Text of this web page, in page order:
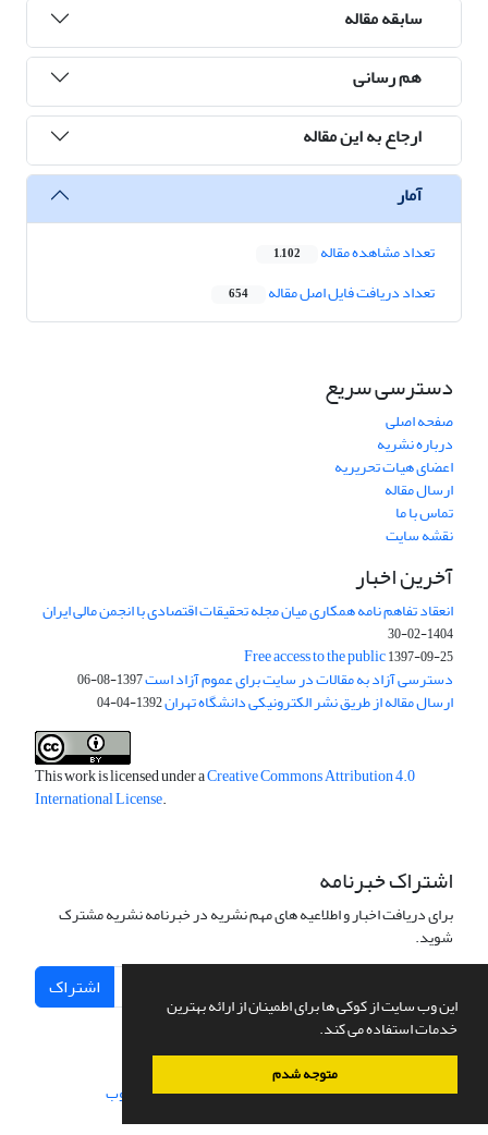
این وب سایت از کوکی ها برای اطمینان از ارائه بهترین
خدمات استفاده می کند.
متوجه شدم
سابقه مقاله
هم رسانی
ارجاع به این مقاله
آمار
تعداد مشاهده مقاله 1,102
تعداد دریافت فایل اصل مقاله 654
دسترسی سریع
صفحه اصلی
درباره نشریه
اعضای هیات تحریریه
ارسال مقاله
تماس با ما
نقشه سایت
آخرین اخبار
انعقاد تفاهم نامه همکاری میان مجله تحقیقات اقتصادی با انجمن مالی ایران
1404-02-30
Free access to the public1397-09-25
دسترسی آزاد به مقالات در سایت برای عموم آزاد است1397-08-06
ارسال مقاله از طریق نشر الکترونیکی دانشگاه تهران1392-04-04
This work is licensed under aCreative Commons Attribution 4.0
International License.
اشتراک خبرنامه
برای دریافت اخبار و اطلاعیه های مهم نشریه در خبرنامه نشریه مشترک
شوید.
اشتراک
سامانه مدیریت نشریات علمی.طراحی و پیاده سازی از سیناوب